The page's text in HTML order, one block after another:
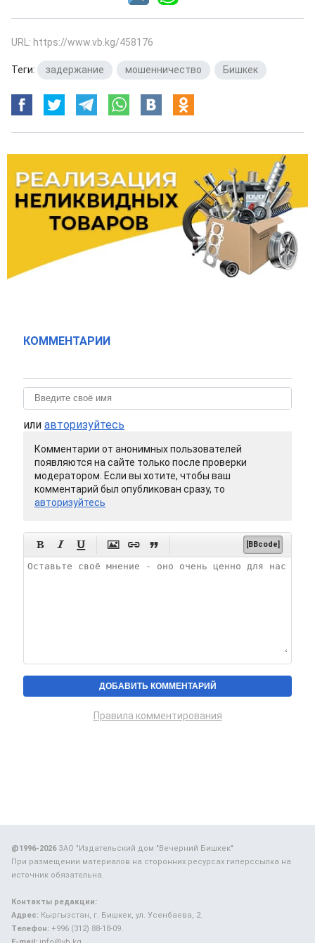
URL: https://www.vb.kg/458176
Теги: задержание мошенничество Бишкек
КОММЕНТАРИИ
или авторизуйтесь
Комментарии от анонимных пользователей
появляются на сайте только после проверки
модератором. Если вы хотите, чтобы ваш
комментарий был опубликован сразу, то
авторизуйтесь
      [BBcode]
Правила комментирования
@1996-2026ЗАО "Издательский дом "Вечерний Бишкек"
При размещении материалов на сторонних ресурсах гиперссылка на
источник обязательна.
Контакты редакции:
Адрес: Кыргызстан, г. Бишкек, ул. Усенбаева, 2.
Телефон: +996 (312) 88-18-09.